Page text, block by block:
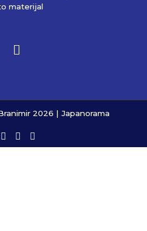
materijal
2026 | Japanorama